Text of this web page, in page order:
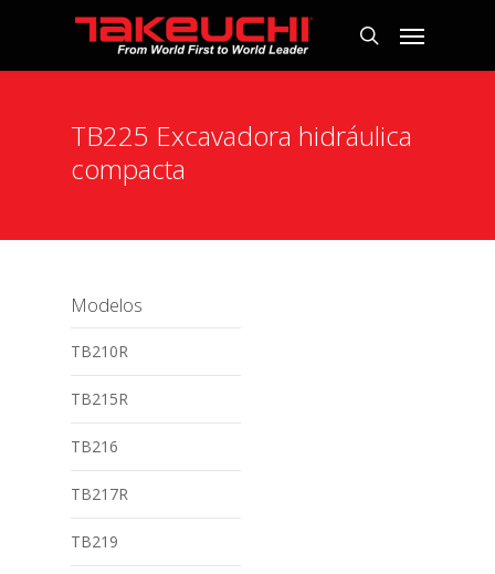
TB225 Excavadora hidráulica
compacta
Modelos
TB210R
TB215R
TB216
TB217R
TB219